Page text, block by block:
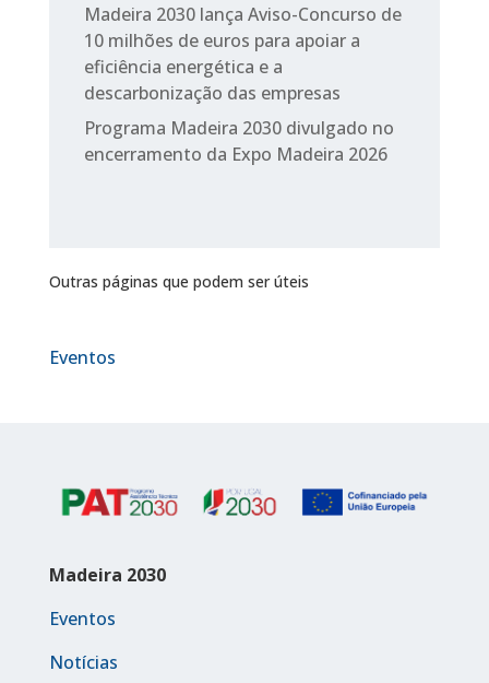
Madeira 2030 lança Aviso-Concurso de
10 milhões de euros para apoiar a
eficiência energética e a
descarbonização das empresas
Programa Madeira 2030 divulgado no
encerramento da Expo Madeira 2026
Outras páginas que podem ser úteis
Eventos
Madeira 2030
Eventos
Notícias